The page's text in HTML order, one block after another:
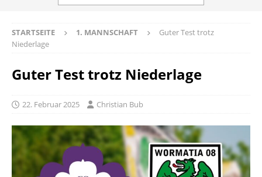
STARTSEITE 1. MANNSCHAFT
Guter Test trotz
Niederlage
Guter Test trotz Niederlage
22. Februar 2025 Christian Bub